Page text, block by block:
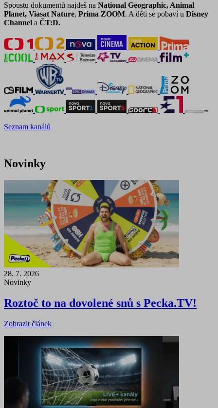
Spoustu dokumentů najdeš na National Geographic, Animal
Planet, Viasat Nature, Prima ZOOM. A děti se pobaví u Disney
Channel a ČT:D.
Seznam kanálů
Novinky
28. 7. 2026
Novinky
Roztoč to na dovolené snů s Pecka.TV!
Zobrazit článek